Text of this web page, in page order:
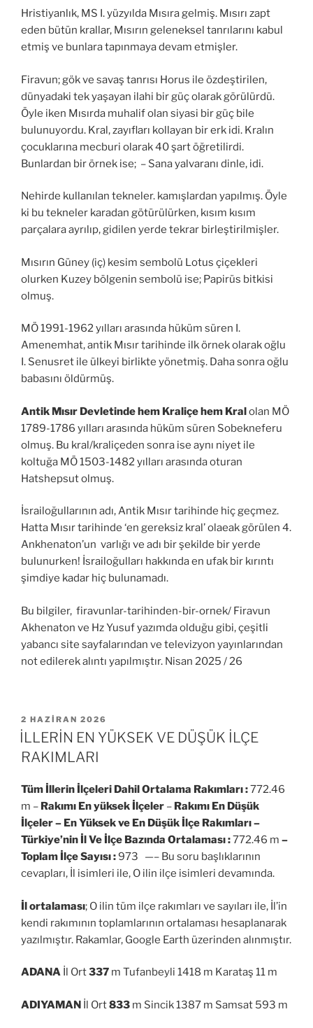
Hristiyanlık, MS I. yüzyılda Mısıra gelmiş. Mısırı zapt
eden bütün krallar, Mısırın geleneksel tanrılarını kabul
etmiş ve bunlara tapınmaya devam etmişler.
Firavun; gök ve savaş tanrısı Horus ile özdeştirilen,
dünyadaki tek yaşayan ilahi bir güç olarak görülürdü.
Öyle iken Mısırda muhalif olan siyasi bir güç bile
bulunuyordu. Kral, zayıfları kollayan bir erk idi. Kralın
çocuklarına mecburi olarak 40 şart öğretilirdi.
Bunlardan bir örnek ise; – Sana yalvaranı dinle, idi.
Nehirde kullanılan tekneler. kamışlardan yapılmış. Öyle
ki bu tekneler karadan götürülürken, kısım kısım
parçalara ayrılıp, gidilen yerde tekrar birleştirilmişler.
Mısırın Güney (iç) kesim sembolü Lotus çiçekleri
olurken Kuzey bölgenin sembolü ise; Papirüs bitkisi
olmuş.
MÖ 1991-1962 yılları arasında hüküm süren I.
Amenemhat, antik Mısır tarihinde ilk örnek olarak oğlu
I. Senusret ile ülkeyi birlikte yönetmiş. Daha sonra oğlu
babasını öldürmüş.
Antik Mısır Devletinde hem Kraliçe hem Kralolan MÖ
1789-1786 yılları arasında hüküm süren Sobekneferu
olmuş. Bu kral/kraliçeden sonra ise aynı niyet ile
koltuğa MÖ 1503-1482 yılları arasında oturan
Hatshepsut olmuş.
İsrailoğullarının adı, Antik Mısır tarihinde hiç geçmez.
Hatta Mısır tarihinde ‘en gereksiz kral’ olaeak görülen 4.
Ankhenaton’un varlığı ve adı bir şekilde bir yerde
bulunurken! İsrailoğulları hakkında en ufak bir kırıntı
şimdiye kadar hiç bulunamadı.
Bu bilgiler, firavunlar-tarihinden-bir-ornek/ Firavun
Akhenaton ve Hz Yusuf yazımda olduğu gibi, çeşitli
yabancı site sayfalarından ve televizyon yayınlarından
not edilerek alıntı yapılmıştır. Nisan 2025 / 26
YAYIM
TARIHI
2 HAZIRAN 2026
İLLERİN EN YÜKSEK VE DÜŞÜK İLÇE
RAKIMLARI
Tüm İllerin İlçeleri Dahil Ortalama Rakımları :772.46
m – Rakımı En yüksek İlçeler – Rakımı En Düşük
İlçeler – En Yüksek ve En Düşük İlçe Rakımları –
Türkiye’nin İl Ve İlçe Bazında Ortalaması :772.46 m –
Toplam İlçe Sayısı :973 —– Bu soru başlıklarının
cevapları, İl isimleri ile, O ilin ilçe isimleri devamında.
İl ortalaması; O ilin tüm ilçe rakımları ve sayıları ile, İl’in
kendi rakımının toplamlarının ortalaması hesaplanarak
yazılmıştır. Rakamlar, Google Earth üzerinden alınmıştır.
ADANA İl Ort337 m Tufanbeyli 1418 m Karataş 11 m
ADIYAMAN İl Ort833 m Sincik 1387 m Samsat 593 m